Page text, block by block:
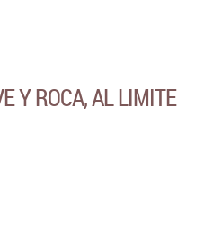
Y ROCA, AL LIMITE